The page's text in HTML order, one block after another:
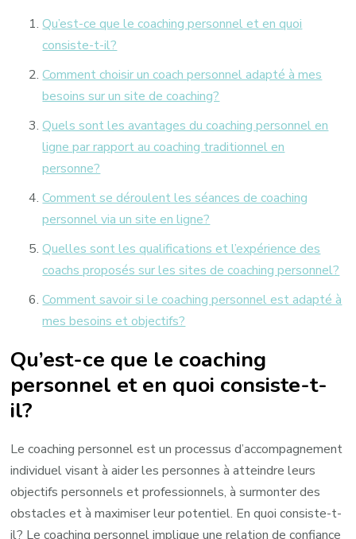
Qu’est-ce que le coaching personnel et en quoi
consiste-t-il?
Comment choisir un coach personnel adapté à mes
besoins sur un site de coaching?
Quels sont les avantages du coaching personnel en
ligne par rapport au coaching traditionnel en
personne?
Comment se déroulent les séances de coaching
personnel via un site en ligne?
Quelles sont les qualifications et l’expérience des
coachs proposés sur les sites de coaching personnel?
Comment savoir si le coaching personnel est adapté à
mes besoins et objectifs?
Qu’est-ce que le coaching
personnel et en quoi consiste-t-
il?
Le coaching personnel est un processus d’accompagnement
individuel visant à aider les personnes à atteindre leurs
objectifs personnels et professionnels, à surmonter des
obstacles et à maximiser leur potentiel. En quoi consiste-t-
il? Le coaching personnel implique une relation de confiance